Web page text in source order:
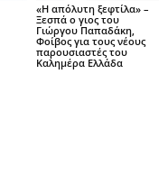
«Η απόλυτη ξεφτίλα» –
Ξεσπά ο γιος του
Γιώργου Παπαδάκη,
Φοίβος για τους νέους
παρουσιαστές του
Καλημέρα Ελλάδα